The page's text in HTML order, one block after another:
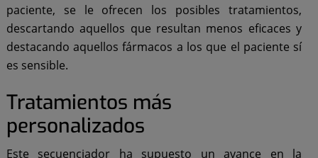
paciente, se le ofrecen los posibles tratamientos,
descartando aquellos que resultan menos eficaces y
destacando aquellos fármacos a los que el paciente sí
es sensible.
Tratamientos más
personalizados
Este secuenciador ha supuesto un avance en la